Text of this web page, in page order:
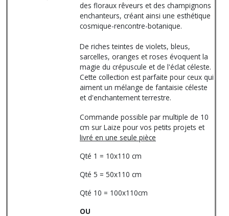
des floraux rêveurs et des champignons
enchanteurs, créant ainsi une esthétique
cosmique-rencontre-botanique.
De riches teintes de violets, bleus,
sarcelles, oranges et roses évoquent la
magie du crépuscule et de l'éclat céleste.
Cette collection est parfaite pour ceux qui
aiment un mélange de fantaisie céleste
et d'enchantement terrestre.
Commande possible par multiple de 10
cm sur Laize pour vos petits projets et
livré en une seule pièce
Qté 1 = 10x110 cm
Qté 5 = 50x110 cm
Qté 10 = 100x110cm
OU